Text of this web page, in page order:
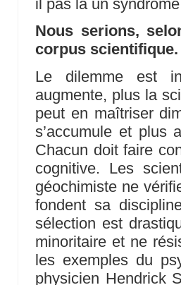
il pas là un
Nous serions,
corpus
Le dilemme est
augmente, plus la
peut en maîtriser
s’accumule et plus
Chacun doit faire
cognitive. Les
géochimiste ne
fondent sa
sélection est
minoritaire et ne
les exemples du
physicien Hendrick